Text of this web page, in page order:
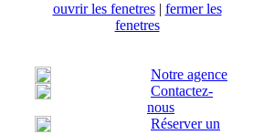
ouvrir les fenetres| fermer les
fenetres
Notre agence
Contactez-
nous
Réserver un